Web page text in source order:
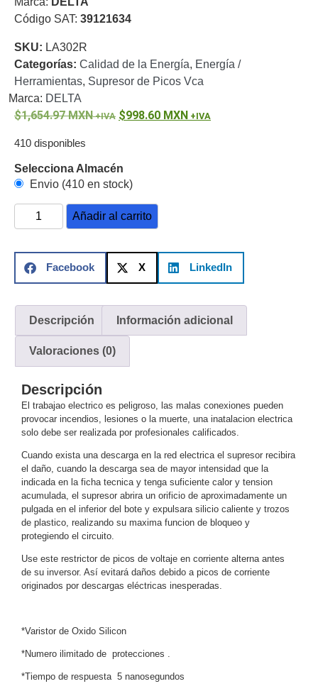
o
de
VideoTransceptores
de Video
Cables y
Conectores
a
RCAAudio
y
Coaxial y
ConectoresCables
Armados -
CoaxialCategoría
5eFibra
Alimentación
y
ElectricidadRG59
Tipo
CaPTelefónico
/ DVI /
HDMI
Cámaras
IP y NVRs
Ambientes
Salinos
(Anticorrosión)AntiexplosiónBalaCodificadores
y
Decodificadores
Video
Cubo Domo
/ Eyeball /
HemisféricasLente
Motorizado NVRs
Código SAT: 39121634
SKU: LA302R
Categorías: Calidad de la Energía, Energía /
Herramientas, Supresor de Picos Vca
Marca: DELTA
1,654.97MXN 998.60 MXN
410 disponibles
Selecciona Almacén
Envio (410 en stock)
Añadir al carrito
Facebook X LinkedIn
Descripción Información adicional
Valoraciones (0)
Descripción
El trabajao electrico es peligroso, las malas conexiones pueden
provocar incendios, lesiones o la muerte, una inatalacion electrica
solo debe ser realizada por profesionales calificados.
Cuando exista una descarga en la red electrica el supresor recibira
el daño, cuando la descarga sea de mayor intensidad que la
indicada en la ficha tecnica y tenga suficiente calor y tension
acumulada, el supresor abrira un orificio de aproximadamente un
pulgada en el inferior del bote y expulsara silicio caliente y trozos
de plastico, realizando su maxima funcion de bloqueo y
protegiendo el circuito.
Use este restrictor de picos de voltaje en corriente alterna antes
de su inversor. Así evitará daños debido a picos de corriente
originados por descargas eléctricas inesperadas.
*Varistor de Oxido Silicon
*Numero ilimitado de protecciones .
*Tiempo de respuesta 5 nanosegundos